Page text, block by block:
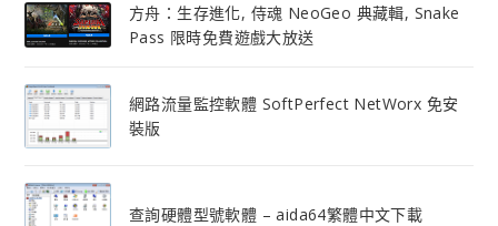
方舟：生存進化, 侍魂 NeoGeo 典藏輯, Snake
Pass 限時免費遊戲大放送
網路流量監控軟體 SoftPerfect NetWorx 免安
裝版
查詢硬體型號軟體 – aida64繁體中文下載